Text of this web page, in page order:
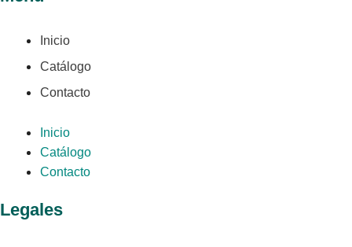
Inicio
Catálogo
Contacto
Inicio
Catálogo
Contacto
Legales